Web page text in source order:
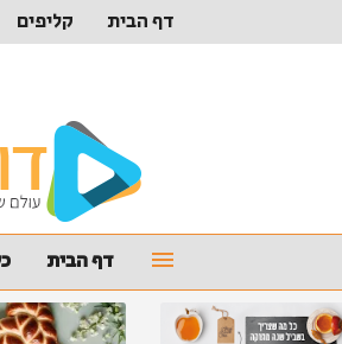
דף הבית קליפים
דף הבית